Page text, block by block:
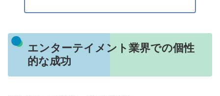
エンターテイメント業界での個性
的な成功